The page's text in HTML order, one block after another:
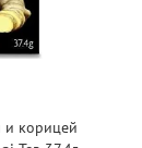
корицей